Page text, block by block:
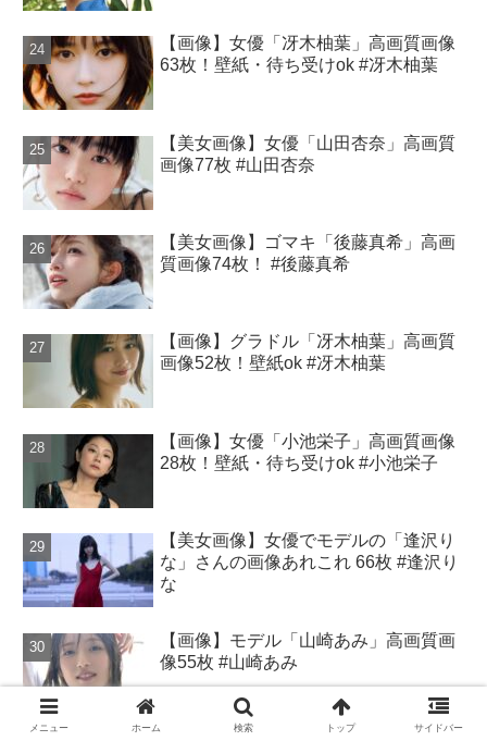
【画像】女優「冴木柚葉」高画質画像
63枚！壁紙・待ち受けok #冴木柚葉
【美女画像】女優「山田杏奈」高画質
画像77枚 #山田杏奈
【美女画像】ゴマキ「後藤真希」高画
質画像74枚！ #後藤真希
【画像】グラドル「冴木柚葉」高画質
画像52枚！壁紙ok #冴木柚葉
【画像】女優「小池栄子」高画質画像
28枚！壁紙・待ち受けok #小池栄子
【美女画像】女優でモデルの「逢沢り
な」さんの画像あれこれ 66枚 #逢沢り
な
【画像】モデル「山崎あみ」高画質画
像55枚 #山崎あみ
メニュー ホーム 検索 トップ サイドバー